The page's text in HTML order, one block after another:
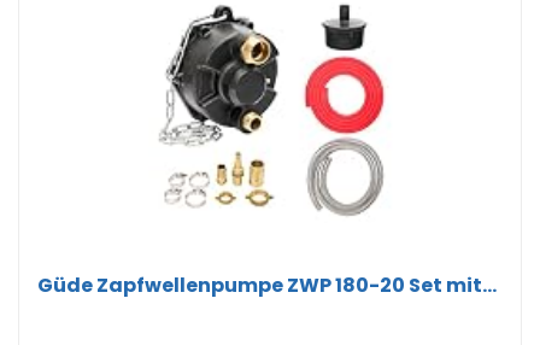
Güde Zapfwellenpumpe ZWP 180-20 Set mit...